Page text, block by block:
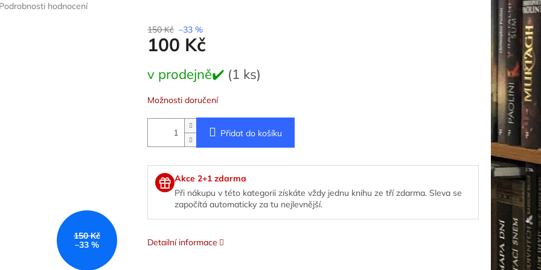
Podrobnosti hodnocení
150 Kč
–33 %
150 Kč –33 %
100 Kč
cena:
v prodejně✔️ (1 ks)
Možnosti doručení
Přidat do košíku
Akce 2+1 zdarma
Při nákupu v této kategorii získáte vždy jednu knihu ze tří zdarma. Sleva se
započítá automaticky za tu nejlevnější.
Detailní informace